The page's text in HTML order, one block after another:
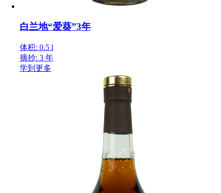
白兰地“爱葵”3年
体积: 0.5 l
摘抄: 3 年
学到更多